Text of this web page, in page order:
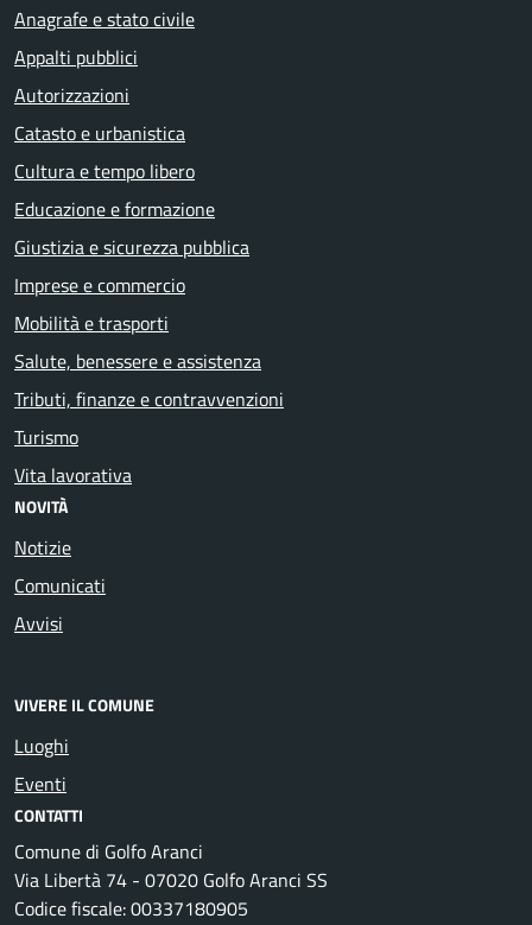
Anagrafe e stato civile
Appalti pubblici
Autorizzazioni
Catasto e urbanistica
Cultura e tempo libero
Educazione e formazione
Giustizia e sicurezza pubblica
Imprese e commercio
Mobilità e trasporti
Salute, benessere e assistenza
Tributi, finanze e contravvenzioni
Turismo
Vita lavorativa
NOVITÀ
Notizie
Comunicati
Avvisi
VIVERE IL COMUNE
Luoghi
Eventi
CONTATTI
Comune di Golfo Aranci
Via Libertà 74 - 07020 Golfo Aranci SS
Codice fiscale: 00337180905